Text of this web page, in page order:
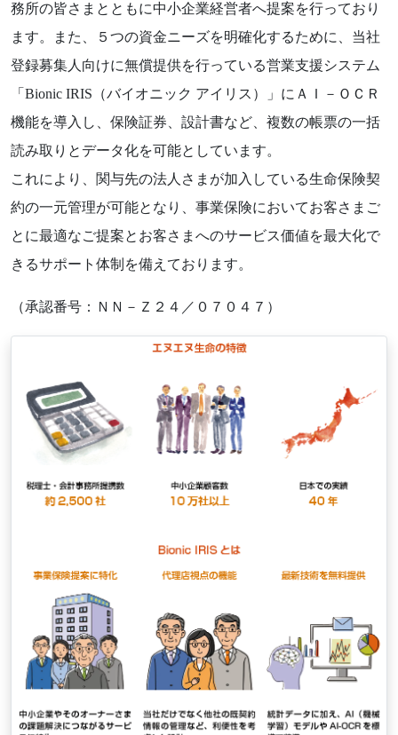
務所の皆さまとともに中小企業経営者へ提案を行っており
ます。また、５つの資金ニーズを明確化するために、当社
登録募集人向けに無償提供を行っている営業支援システム
「Bionic IRIS（バイオニック アイリス）」にＡＩ－ＯＣＲ
機能を導入し、保険証券、設計書など、複数の帳票の一括
読み取りとデータ化を可能としています。
これにより、関与先の法人さまが加入している生命保険契
約の一元管理が可能となり、事業保険においてお客さまご
とに最適なご提案とお客さまへのサービス価値を最大化で
きるサポート体制を備えております。
（承認番号：ＮＮ－Ｚ２４／０７０４７）